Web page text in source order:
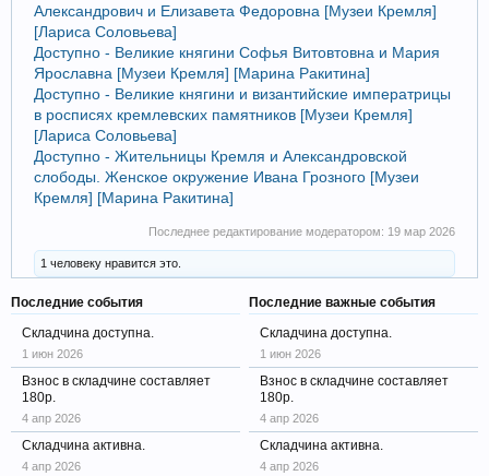
Александрович и Елизавета Федоровна [Музеи Кремля]
[Лариса Соловьева]
Доступно - Великие княгини Софья Витовтовна и Мария
Ярославна [Музеи Кремля] [Марина Ракитина]
Доступно - Великие княгини и византийские императрицы
в росписях кремлевских памятников [Музеи Кремля]
[Лариса Соловьева]
Доступно - Жительницы Кремля и Александровской
слободы. Женское окружение Ивана Грозного [Музеи
Кремля] [Марина Ракитина]
Последнее редактирование модератором: 19 мар 2026
1 человеку нравится это.
Последние события
Складчина доступна.
1 июн 2026
Взнос в складчине составляет
180р.
4 апр 2026
Складчина активна.
4 апр 2026
Последние важные события
Складчина доступна.
1 июн 2026
Взнос в складчине составляет
180р.
4 апр 2026
Складчина активна.
4 апр 2026